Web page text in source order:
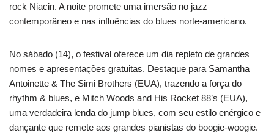
rock Niacin. A noite promete uma imersão no jazz
contemporâneo e nas influências do blues norte-americano.
No sábado (14), o festival oferece um dia repleto de grandes
nomes e apresentações gratuitas. Destaque para Samantha
Antoinette & The Simi Brothers (EUA), trazendo a força do
rhythm & blues, e Mitch Woods and His Rocket 88’s (EUA),
uma verdadeira lenda do jump blues, com seu estilo enérgico e
dançante que remete aos grandes pianistas do boogie-woogie.